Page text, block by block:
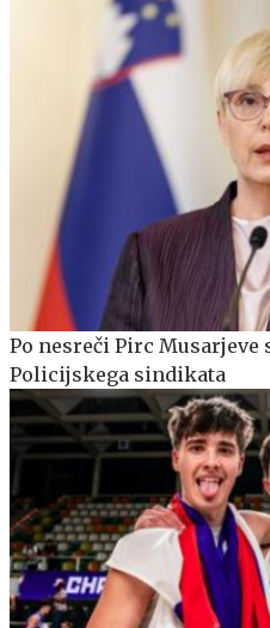
Po nesreči Pirc Musarjeve
Policijskega sindikata